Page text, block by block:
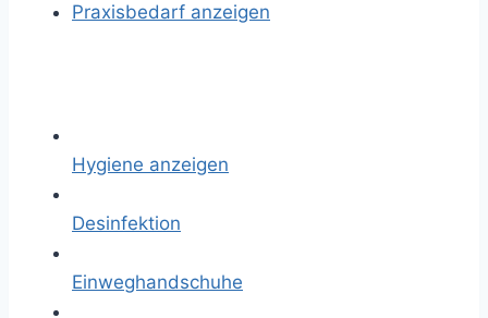
Praxisbedarf anzeigen
Hygiene anzeigen
Desinfektion
Einweghandschuhe